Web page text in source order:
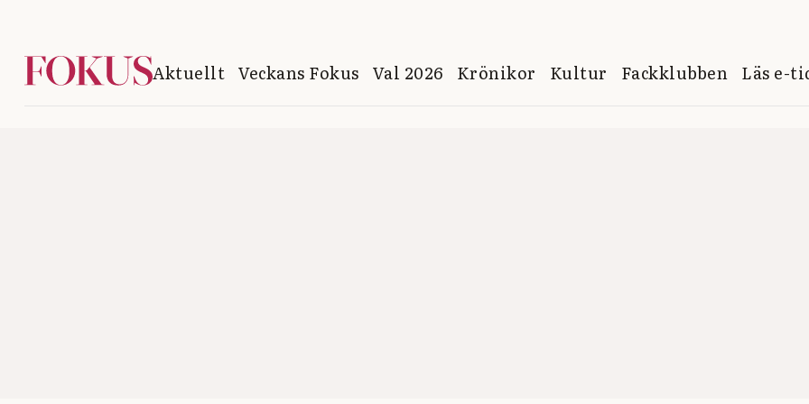
Aktuellt Veckans Fokus Val 2026 Krönikor Kultur Fackklubben Läs e-